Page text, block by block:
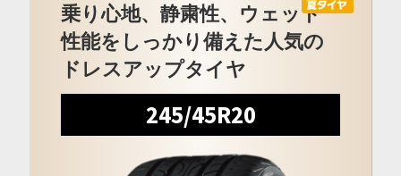
乗り心地、静粛性、ウェット
性能をしっかり備えた人気の
ドレスアップタイヤ
245/45R20